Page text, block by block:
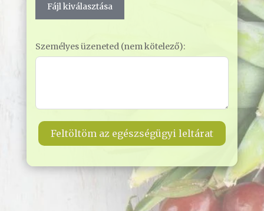
Fájl kiválasztása
Személyes üzeneted (nem kötelező):
Feltöltöm az egészségügyi leltárat